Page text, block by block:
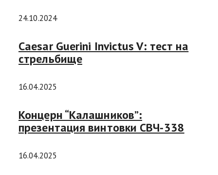
24.10.2024
Caesar Guerini Invictus V: тест на
стрельбище
16.04.2025
Концерн “Калашников”:
презентация винтовки СВЧ-338
16.04.2025